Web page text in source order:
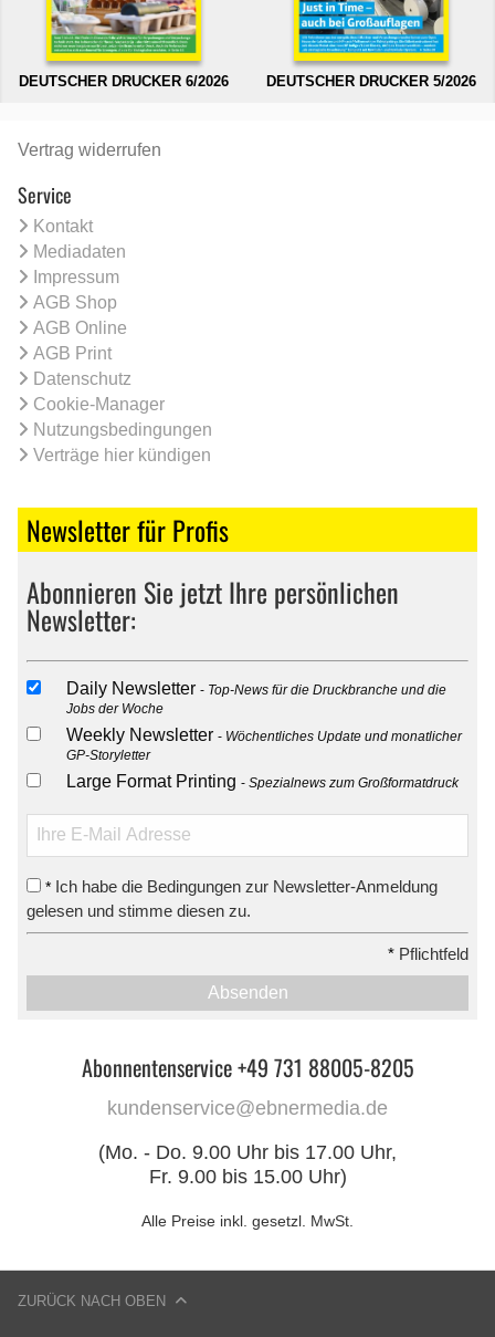
DEUTSCHER DRUCKER 6/2026 DEUTSCHER DRUCKER 5/2026
Vertrag widerrufen
Service
Kontakt
Mediadaten
Impressum
AGB Shop
AGB Online
AGB Print
Datenschutz
Cookie-Manager
Nutzungsbedingungen
Verträge hier kündigen
Newsletter für Profis
Abonnieren Sie jetzt Ihre persönlichen
Newsletter:
Daily Newsletter
Top-News für die Druckbranche und die
Jobs der Woche
Weekly Newsletter
Wöchentliches Update und monatlicher
GP-Storyletter
Large Format Printing Spezialnews zum Großformatdruck
* Ich habe die Bedingungen zur Newsletter-Anmeldung
gelesen und stimme diesen zu.
* Pflichtfeld
Absenden
Abonnentenservice +49 731 88005-8205
kundenservice@ebnermedia.de
(Mo. - Do. 9.00 Uhr bis 17.00 Uhr,
Fr. 9.00 bis 15.00 Uhr)
Alle Preise inkl. gesetzl. MwSt.
ZURÜCK NACH OBEN